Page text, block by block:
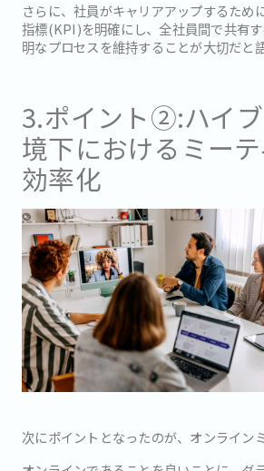
さらに、社員がキャリアアップするため
指標(KPI)を明確にし、全社員間で共有
明なプロセスを維持することが大切だと
3.ポイント②:ハイ
境下におけるミー
効率化
次にポイントとなったのが、オンライン